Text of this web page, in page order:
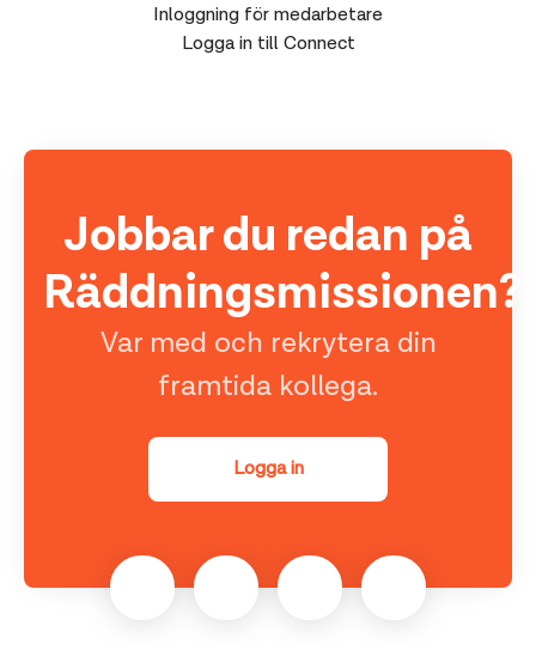
Inloggning för medarbetare
Logga in till Connect
Jobbar du redan på
Räddningsmissionen?
Var med och rekrytera din
framtida kollega.
Logga in